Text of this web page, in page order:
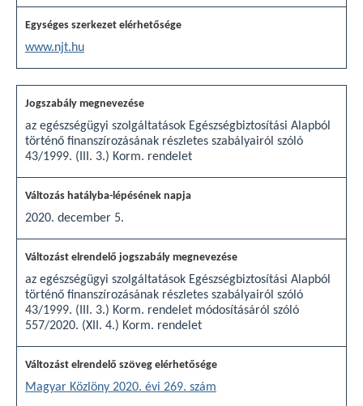
www.njt.hu
az egészségügyi szolgáltatások Egészségbiztosítási Alapból
történő finanszírozásának részletes szabályairól szóló
43/1999. (III. 3.) Korm. rendelet
2020. december 5.
az egészségügyi szolgáltatások Egészségbiztosítási Alapból
történő finanszírozásának részletes szabályairól szóló
43/1999. (III. 3.) Korm. rendelet módosításáról szóló
557/2020. (XII. 4.) Korm. rendelet
Magyar Közlöny 2020. évi 269. szám